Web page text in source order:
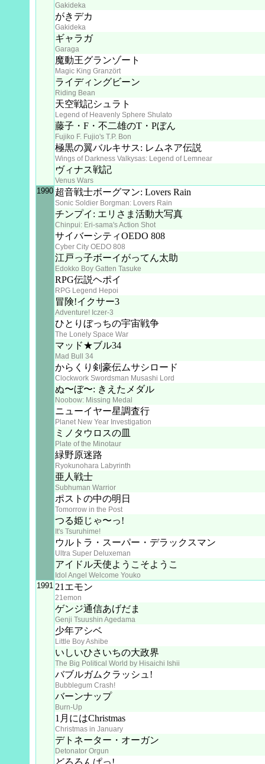
Gakideka
がきデカ
Gakideka
ギャラガ
Garaga
魔動王グランゾート
Magic King Granzört
ライディングビーン
Riding Bean
天空戦記シュラト
Legend of Heavenly Sphere Shulato
藤子・F・不二雄のT・Pぼん
Fujiko F. Fujio's T.P. Bon
極黒の翼バルキサス: レムネア伝説
Wings of Darkness Valkysas: Legend of Lemnear
ヴィナス戦記
Venus Wars
1990 超音戦士ボーグマン: Lovers Rain
Sonic Soldier Borgman: Lovers Rain
チンプイ: エリさま活動大写真
Chinpui: Eri-sama's Action Shot
サイバーシティOEDO 808
Cyber City OEDO 808
江戸っ子ボーイがってん太助
Edokko Boy Gatten Tasuke
RPG伝説ヘポイ
RPG Legend Hepoi
冒険!イクサー3
Adventure! Iczer-3
ひとりぼっちの宇宙戦争
The Lonely Space War
マッド★ブル34
Mad Bull 34
からくり剣豪伝ムサシロード
Clockwork Swordsman Musashi Lord
ぬ〜ぼ〜: きえたメダル
Noobow: Missing Medal
ニューイヤー星調査行
Planet New Year Investigation
ミノタウロスの皿
Plate of the Minotaur
緑野原迷路
Ryokunohara Labyrinth
亜人戦士
Subhuman Warrior
ポストの中の明日
Tomorrow in the Post
つる姫じゃ〜っ!
It's Tsuruhime!
ウルトラ・スーパー・デラックスマン
Ultra Super Deluxeman
アイドル天使ようこそようこ
Idol Angel Welcome Youko
1991 21エモン
21emon
ゲンジ通信あげだま
Genji Tsuushin Agedama
少年アシベ
Little Boy Ashibe
いしいひさいちの大政界
The Big Political World by Hisaichi Ishii
バブルガムクラッシュ!
Bubblegum Crash!
バーンナップ
Burn-Up
1月にはChristmas
Christmas in January
デトネーター・オーガン
Detonator Orgun
どろろんぱっ!